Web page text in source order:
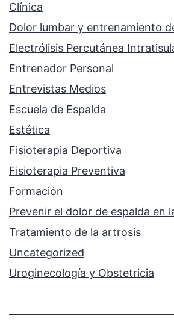
Clínica
Dolor lumbar y entrenamiento
Electrólisis Percutánea
Entrenador Personal
Entrevistas Medios
Escuela de Espalda
Estética
Fisioterapia Deportiva
Fisioterapia Preventiva
Formación
Prevenir el dolor de espalda en
Tratamiento de la artrosis
Uncategorized
Uroginecología y Obstetricia